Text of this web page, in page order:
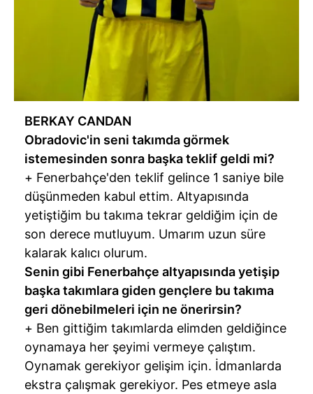
BERKAY CANDAN
Obradovic'in seni takımda görmek
istemesinden sonra başka teklif geldi mi?
+ Fenerbahçe'den teklif gelince 1 saniye bile
düşünmeden kabul ettim. Altyapısında
yetiştiğim bu takıma tekrar geldiğim için de
son derece mutluyum. Umarım uzun süre
kalarak kalıcı olurum.
Senin gibi Fenerbahçe altyapısında yetişip
başka takımlara giden gençlere bu takıma
geri dönebilmeleri için ne önerirsin?
+ Ben gittiğim takımlarda elimden geldiğince
oynamaya her şeyimi vermeye çalıştım.
Oynamak gerekiyor gelişim için. İdmanlarda
ekstra çalışmak gerekiyor. Pes etmeye asla